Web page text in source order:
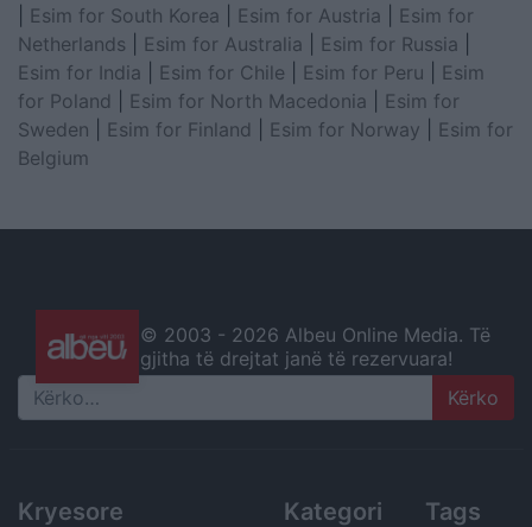
Esim for South Korea Esim for Austria
Esim for
Netherlands
Esim for Australia Esim for Russia
Esim for India
Esim for Chile Esim for Peru
Esim
for Poland
Esim for North Macedonia
Esim for
Sweden
Esim for Finland Esim for Norway
Esim for
Belgium
© 2003 - 2026 Albeu Online Media. Të
gjitha të drejtat janë të rezervuara!
Search
Kryesore Kategori Tags